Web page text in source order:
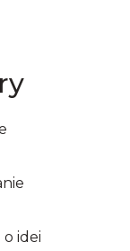
idei